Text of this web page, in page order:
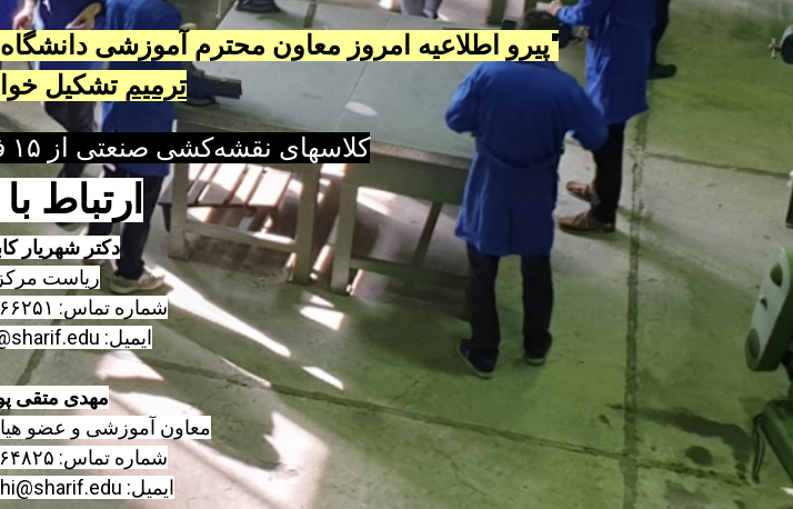
"پیرو اطلاعیه امروز معاون محترم آموزشی
ترمیم تشکیل
کلاسهای نقشه‌کشی صنعتی از ۱۵ فروردین تشکیل می‌شوند.
ارتباط
دکتر شهریار
ریاست مرکز
شماره تماس: ۶۶۱۶۶۲۵۱-۰۲۱
ایمیل: kaboli@sharif.edu
مهدی متقی
معاون آموزشی و عضو
شماره تماس: ۶۶۱۶۴۸۲۵-۰۲۱
ایمیل: mmottaghi@sharif.edu